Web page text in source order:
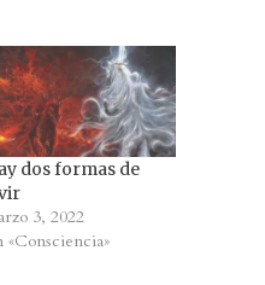
dos formas de
3, 2022
«Consciencia»